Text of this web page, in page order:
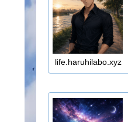
life.haruhilabo.xyz